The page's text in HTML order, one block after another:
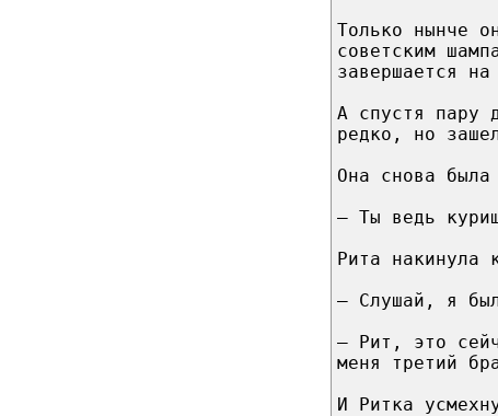
Только нынче
советским
завершается
А спустя пару
редко, но
Она снова
– Ты ведь
Рита накинула
– Слушай, я
– Рит, это
меня третий
И Ритка